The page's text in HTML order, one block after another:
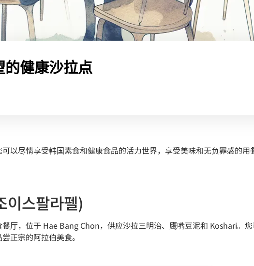
健康沙拉点
以尽情享受韩国素食和健康食品的活力世界，享受美味和无负罪感的用
스팔라펠)
厅，位于 Hae Bang Chon，供应沙拉三明治、鹰嘴豆泥和 Koshari。
正宗的阿拉伯美食。